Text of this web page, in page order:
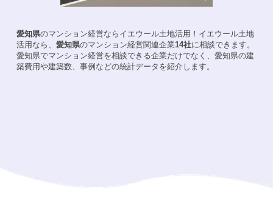
愛知県のマンション経営ならイエウール土地活用！ イエウール土地
活用なら、愛知県のマンション経営関連企業14社に相談できます。
愛知県でマンション経営を相談できる企業だけでなく、愛知県の建
築費用や建築数、事例などの統計データを紹介します。